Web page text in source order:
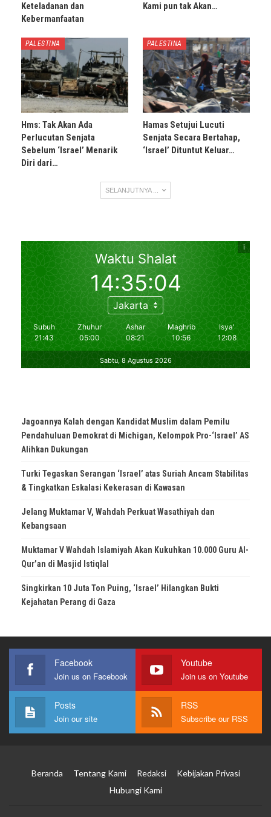
Keteladanan dan
Kebermanfaatan
Kami pun tak Akan…
PALESTINA
Hms: Tak Akan Ada
Perlucutan Senjata
Sebelum ‘Israel’ Menarik
Diri dari…
PALESTINA
Hamas Setujui Lucuti
Senjata Secara Bertahap,
‘Israel’ Dituntut Keluar…
SELANJUTNYA ...
Jagoannya Kalah dengan Kandidat Muslim dalam Pemilu
Pendahuluan Demokrat di Michigan, Kelompok Pro-‘Israel’ AS
Alihkan Dukungan
Turki Tegaskan Serangan ‘Israel’ atas Suriah Ancam Stabilitas
& Tingkatkan Eskalasi Kekerasan di Kawasan
Jelang Muktamar V, Wahdah Perkuat Wasathiyah dan
Kebangsaan
Muktamar V Wahdah Islamiyah Akan Kukuhkan 10.000 Guru Al-
Qur’an di Masjid Istiqlal
Singkirkan 10 Juta Ton Puing, ‘Israel’ Hilangkan Bukti
Kejahatan Perang di Gaza
Facebook
Join us on Facebook
Youtube
Join us on Youtube
Posts
Join our site
RSS
Subscribe our RSS
Beranda Tentang Kami Redaksi
Kebijakan Privasi
Hubungi Kami